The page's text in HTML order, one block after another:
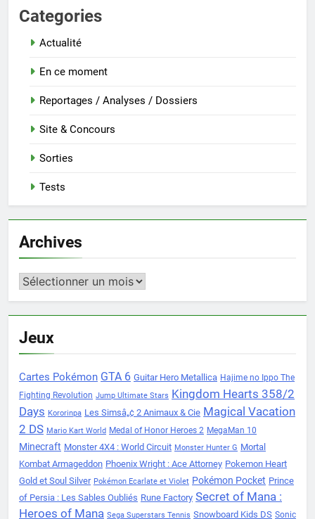
Categories
Actualité
En ce moment
Reportages / Analyses / Dossiers
Site & Concours
Sorties
Tests
Archives
Archives
Jeux
Cartes Pokémon GTA 6 Guitar Hero Metallica Hajime no Ippo The
Fighting Revolution Jump Ultimate Stars Kingdom Hearts 358/2
Days Kororinpa Les Simsâ„¢ 2 Animaux & Cie Magical Vacation
2 DS Mario Kart World Medal of Honor Heroes 2 MegaMan 10
Minecraft Monster 4X4 : World Circuit Monster Hunter G Mortal
Kombat Armageddon Phoenix Wright : Ace Attorney Pokemon Heart
Gold et Soul Silver Pokémon Ecarlate et Violet Pokémon Pocket Prince
of Persia : Les Sables Oubliés Rune Factory Secret of Mana :
Heroes of Mana Sega Superstars Tennis Snowboard Kids DS Sonic